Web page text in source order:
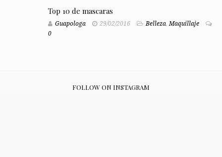
Top 10 de mascaras
Guapologa 29/02/2016 Belleza,Maquillaje
0
FOLLOW ON INSTAGRAM